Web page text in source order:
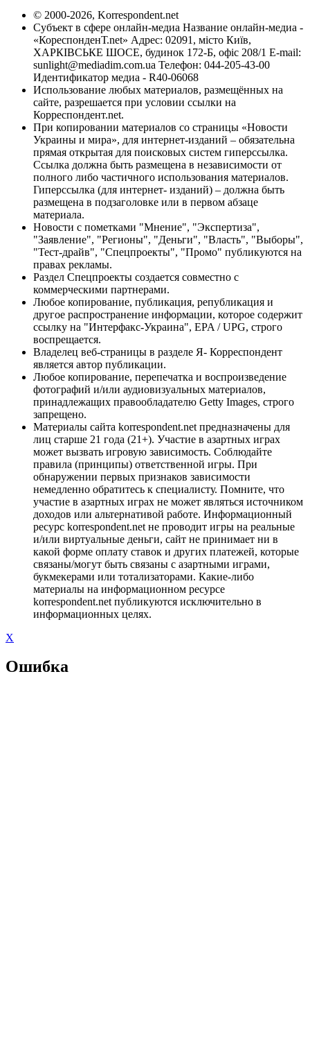
© 2000-2026, Korrespondent.net
Субъект в сфере онлайн-медиа Название онлайн-медиа -
«КореспонденТ.net» Адрес: 02091, місто Київ,
ХАРКІВСЬКЕ ШОСЕ, будинок 172-Б, офіс 208/1 E-mail:
sunlight@mediadim.com.ua Телефон: 044-205-43-00
Идентификатор медиа - R40-06068
Использование любых материалов, размещённых на
сайте, разрешается при условии ссылки на
Корреспондент.net.
При копировании материалов со страницы «Новости
Украины и мира», для интернет-изданий – обязательна
прямая открытая для поисковых систем гиперссылка.
Ссылка должна быть размещена в независимости от
полного либо частичного использования материалов.
Гиперссылка (для интернет- изданий) – должна быть
размещена в подзаголовке или в первом абзаце
материала.
Новости с пометками "Мнение", "Экспертиза",
"Заявление", "Регионы", "Деньги", "Власть", "Выборы",
"Тест-драйв", "Спецпроекты", "Промо" публикуются на
правах рекламы.
Раздел Спецпроекты создается совместно с
коммерческими партнерами.
Любое копирование, публикация, републикация и
другое распространение информации, которое содержит
ссылку на "Интерфакс-Украина", EPA / UPG, строго
воспрещается.
Владелец веб-страницы в разделе Я- Корреспондент
является автор публикации.
Любое копирование, перепечатка и воспроизведение
фотографий и/или аудиовизуальных материалов,
принадлежащих правообладателю Getty Images, строго
запрещено.
Материалы сайта korrespondent.net предназначены для
лиц старше 21 года (21+). Участие в азартных играх
может вызвать игровую зависимость. Соблюдайте
правила (принципы) ответственной игры. При
обнаружении первых признаков зависимости
немедленно обратитесь к специалисту. Помните, что
участие в азартных играх не может являться источником
доходов или альтернативой работе. Информационный
ресурс korrespondent.net не проводит игры на реальные
и/или виртуальные деньги, сайт не принимает ни в
какой форме оплату ставок и других платежей, которые
связаны/могут быть связаны с азартными играми,
букмекерами или тотализаторами. Какие-либо
материалы на информационном ресурсе
korrespondent.net публикуются исключительно в
информационных целях.
X
Ошибка